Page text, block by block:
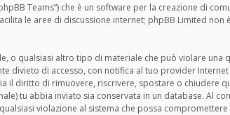
Teams”) che è un software per la creazione di
le aree di discussione internet; phpBB Limited
o qualsiasi altro tipo di materiale che può violare una
divieto di accesso, con notifica al tuo provider
il diritto di rimuovere, riscrivere, spostare o chiudere
tu abbia inviato sia conservata in un database. Al
violazione al sistema che possa